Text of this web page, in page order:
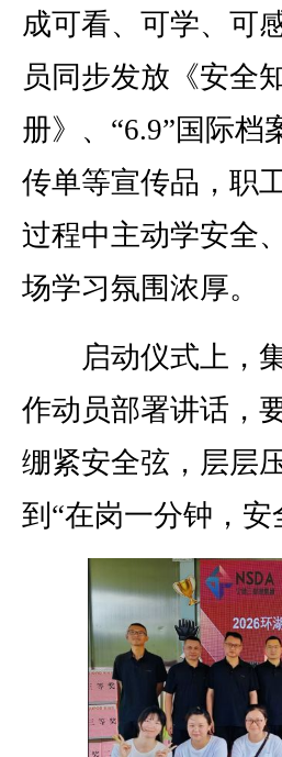
成可看、可学、可
员同步发放《安全
册》、“6.9”国际档
传单等宣传品，职
过程中主动学安全
场学习氛围浓厚。
启动仪式上，集
作动员部署讲话，
绷紧安全弦，层层
到“在岗一分钟，安